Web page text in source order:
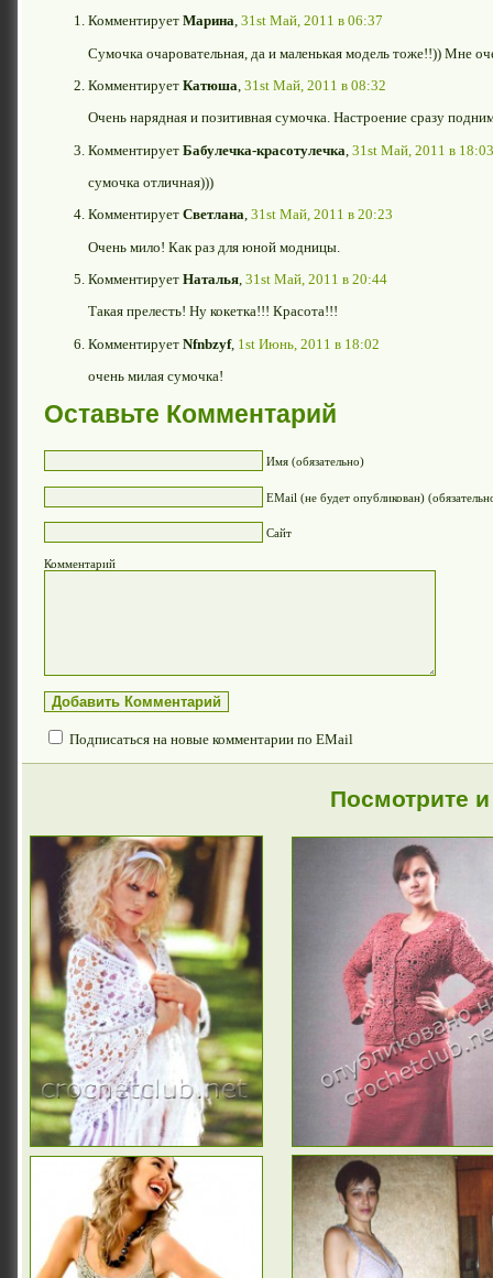
Комментирует Марина, 31st Май, 2011 в 06:37
Сумочка очаровательная, да и маленькая модель тоже!!)) Мне
Комментирует Катюша 31st Май, 2011 в 08:32
Очень нарядная и позитивная сумочка. Настроение сразу
Комментирует Бабулечка-красотулечка 31st Май, 2011 в 18:03
сумочка отличная)))
Комментирует Светлана, 31st Май, 2011 в 20:23
Очень мило! Как раз для юной модницы.
Комментирует Наталья 31st Май, 2011 в 20:44
Такая прелесть! Ну кокетка!!! Красота!!!
Комментирует Nfnbzyf, 1st Июнь, 2011 в 18:02
очень милая сумочка!
Оставьте Комментарий
Имя (обязательно)
EMail (не будет опубликован)
Сайт
Комментарий
Подписаться на новые комментарии по EMail
Посмотрите